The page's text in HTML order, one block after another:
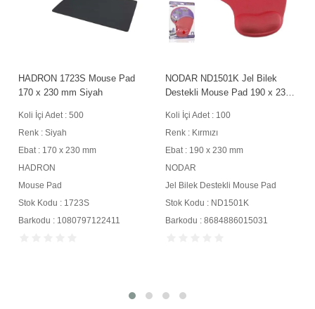
HADRON 1723S Mouse Pad
170 x 230 mm Siyah
Koli İçi Adet : 500
Renk : Siyah
Ebat : 170 x 230 mm
HADRON
Mouse Pad
Stok Kodu : 1723S
Barkodu : 1080797122411
NODAR ND1501K Jel Bilek
Destekli Mouse Pad 190 x 230
Koli İçi Adet : 100
Renk : Kırmızı
Ebat : 190 x 230 mm
NODAR
Jel Bilek Destekli Mouse Pad
Stok Kodu : ND1501K
Barkodu : 8684886015031